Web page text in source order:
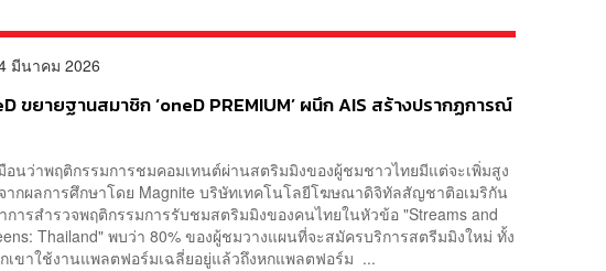
มีนาคม 2026
ขยายฐานสมาชิก ‘oneD PREMIUM’ ผนึก AIS สร้างปรากฏการณ์
อนว่าพฤติกรรมการชมคอมเทนต์ผ่านสตริมมิงของผู้ชมชาวไทยมีแต่จะเพิ่มสูง
ากผลการศึกษาโดย Magnite บริษัทเทคโนโลยีโฆษณาดิจิทัลสัญชาติอเมริกัน
การสำรวจพฤติกรรมการรับชมสตริมมิงของคนไทยในหัวข้อ "Streams and
Thailand" พบว่า 80% ของผู้ชมวางแผนที่จะสมัครบริการสตรีมมิงใหม่ ทั้ง
เขาใช้งานแพลตฟอร์มเฉลี่ยอยู่แล้วถึงหกแพลตฟอร์ม ...